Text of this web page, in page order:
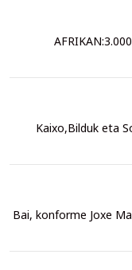
Kaixo,Bilduk eta
Bai, konforme Joxe